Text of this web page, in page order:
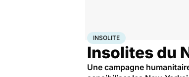
AccueilSantéInsolite
INSOLITE
Insolites du
Une campagne